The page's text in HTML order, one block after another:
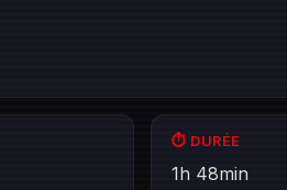
⏱️ DURÉE
1h 48min